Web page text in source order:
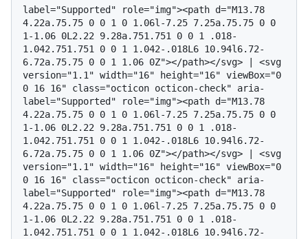
label="Supported" role="img"><path d="M13.78
4.22a.75.75 0 0 1 0 1.06l-7.25 7.25a.75.75 0 0
1-1.06 0L2.22 9.28a.751.751 0 0 1 .018-
1.042.751.751 0 0 1 1.042-.018L6 10.94l6.72-
6.72a.75.75 0 0 1 1.06 0Z"></path></svg> | <svg
version="1.1" width="16" height="16" viewBox="0
0 16 16" class="octicon octicon-check" aria-
label="Supported" role="img"><path d="M13.78
4.22a.75.75 0 0 1 0 1.06l-7.25 7.25a.75.75 0 0
1-1.06 0L2.22 9.28a.751.751 0 0 1 .018-
1.042.751.751 0 0 1 1.042-.018L6 10.94l6.72-
6.72a.75.75 0 0 1 1.06 0Z"></path></svg> | <svg
version="1.1" width="16" height="16" viewBox="0
0 16 16" class="octicon octicon-check" aria-
label="Supported" role="img"><path d="M13.78
4.22a.75.75 0 0 1 0 1.06l-7.25 7.25a.75.75 0 0
1-1.06 0L2.22 9.28a.751.751 0 0 1 .018-
1.042.751.751 0 0 1 1.042-.018L6 10.94l6.72-